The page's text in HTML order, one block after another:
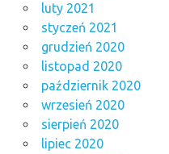
luty 2021
styczeń 2021
grudzień 2020
listopad 2020
październik 2020
wrzesień 2020
sierpień 2020
lipiec 2020